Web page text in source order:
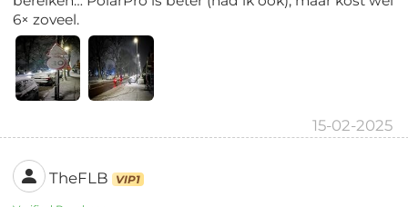
6× zoveel.
15-02-2025
TheFLB VIP1